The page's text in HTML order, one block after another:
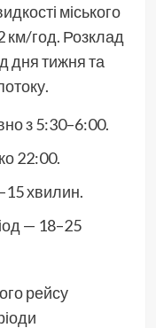
міського
км/год. Розклад
дня тижня та
з 5:30–6:00.
22:00.
хвилин.
— 18–25
рейсу